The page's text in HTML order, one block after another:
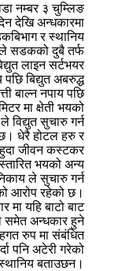
नम्बर ३ चुम्लिङ
देखि अन्धकारमा
र स्थानिय
सडकको दुबै तर्फ
लाइन सर्टभयर
पछि बिद्युत अबरुद्ध
बाल्न नपाय पछि
मा क्षेती भयको
विद्युत सुचारु गर्न
धेरै होटल हरु र
जीवन कस्टकर
भयको अन्य
ले सुचारु गर्न
आरोप रहेको छ।
मा यहि बाटो बाट
समेत अन्धकार हुने
रुप मा संबंधित
पनि अटेरी गरेको
बताउछन।